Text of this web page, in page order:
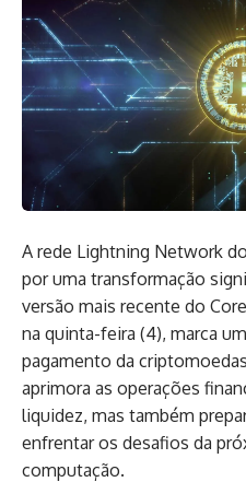
A rede Lightning Network
por uma transformação
versão mais recente do
na quinta-feira (4), marca
pagamento da
aprimora as operações
liquidez, mas também
enfrentar os desafios da
computação.